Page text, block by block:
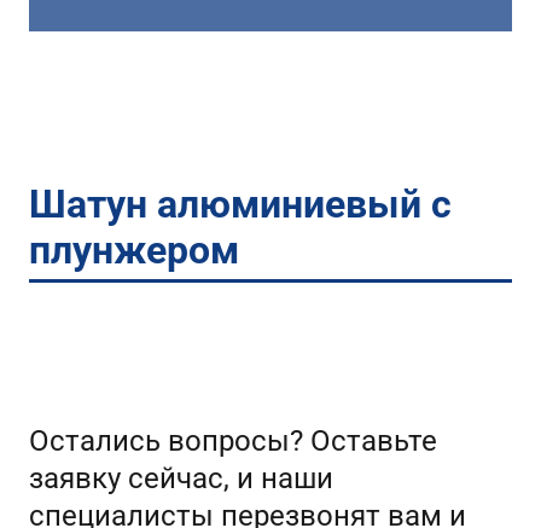
Шатун алюминиевый с
плунжером
Остались вопросы? Оставьте
заявку сейчас, и наши
специалисты перезвонят вам и